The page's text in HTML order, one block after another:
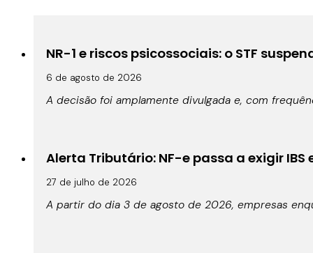
NR-1 e riscos psicossociais: o STF
6 de agosto de 2026
A decisão foi amplamente divulgada e, com
Alerta Tributário: NF-e passa a exigir IBS
27 de julho de 2026
A partir do dia 3 de agosto de 2026, empresas